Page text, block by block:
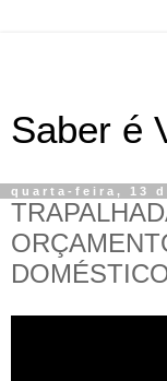
Saber é
quarta-feira, 13